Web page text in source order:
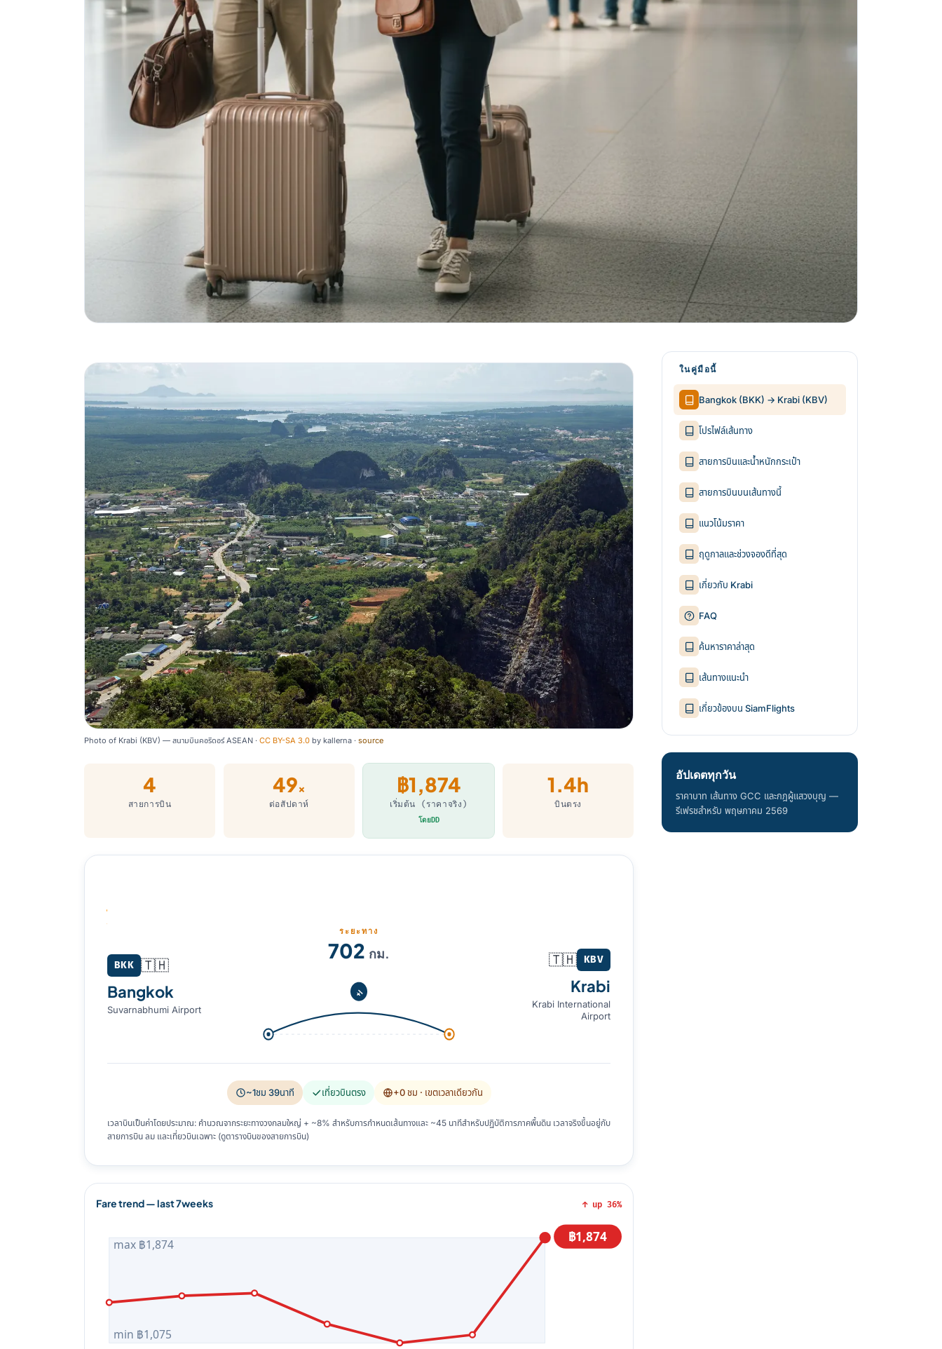
Photo of Krabi (KBV) — สนามบินคอริดอร์ ASEAN · CC BY-SA 3.0 by kallerna · source
4
สายการบิน
49×
ต่อสัปดาห์
฿1,874
เริ่มต้น (ราคาจริง)
โดยDD
1.4h
บินตรง
BKK 🇹🇭
Bangkok
Suvarnabhumi Airport
ระยะทาง
702 กม. KBV
🇹🇭
Krabi
Krabi International
Airport
~1ชม 39นาที เที่ยวบินตรง +0 ชม · เขตเวลาเดียวกัน
เวลาบินเป็นค่าโดยประมาณ: คำนวณจากระยะทางวงกลมใหญ่ + ~8% สำหรับการกำหนดเส้นทางและ ~45 นาทีสำหรับปฏิบัติการภาคพื้นดิน เวลาจริงขึ้นอยู่กับ
สายการบิน ลม และเที่ยวบินเฉพาะ (ดูตารางบินของสายการบิน)
Fare trend — last 7weeks ↑ up 36%
฿1,874
max ฿1,874
min ฿1,075
ในคู่มือนี้
Bangkok (BKK) → Krabi (KBV)
โปรไฟล์เส้นทาง
สายการบินและน้ำหนักกระเป๋า
สายการบินบนเส้นทางนี้
แนวโน้มราคา
ฤดูกาลและช่วงจองดีที่สุด
เกี่ยวกับ Krabi
FAQ
ค้นหาราคาล่าสุด
เส้นทางแนะนำ
เกี่ยวข้องบน SiamFlights
อัปเดตทุกวัน
ราคาบาท เส้นทาง GCC และกฎผู้แสวงบุญ —
รีเฟรชสำหรับ พฤษภาคม 2569